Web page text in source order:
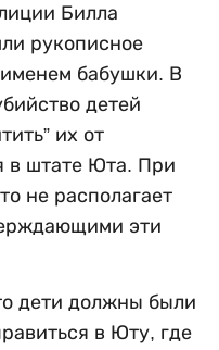
Билла
рукописное
бабушки. В
детей
их от
в штате Юта. При
не располагает
эти
дети должны были
в Юту, где